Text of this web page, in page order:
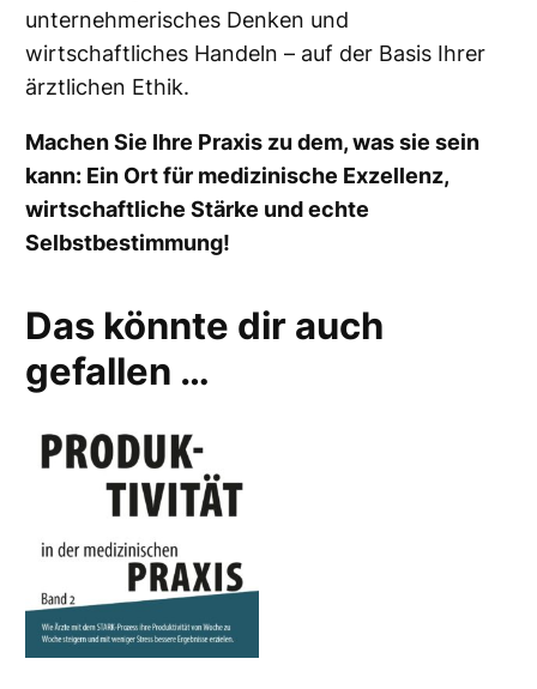
unternehmerisches Denken und
wirtschaftliches Handeln – auf der Basis Ihrer
ärztlichen Ethik.
Machen Sie Ihre Praxis zu dem, was sie sein
kann: Ein Ort für medizinische Exzellenz,
wirtschaftliche Stärke und echte
Selbstbestimmung!
Das könnte dir auch
gefallen …